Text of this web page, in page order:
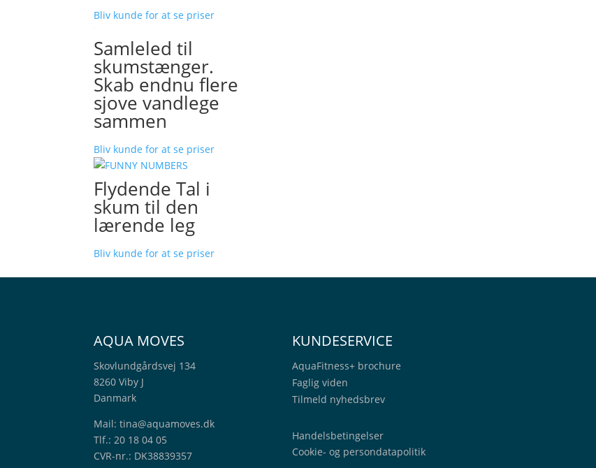
Bliv kunde for at se priser
Samleled til
skumstænger.
Skab endnu flere
sjove vandlege
sammen
Bliv kunde for at se priser
Flydende Tal i
skum til den
lærende leg
Bliv kunde for at se priser
AQUA MOVES
Skovlundgårdsvej 134
8260 Viby J
Danmark
Mail:tina@aquamoves.dk
Tlf.: 20 18 04 05
CVR-nr.: DK38839357
KUNDESERVICE
AquaFitness+ brochure
Faglig viden
Tilmeld nyhedsbrev
Handelsbetingelser
Cookie- og persondatapolitik